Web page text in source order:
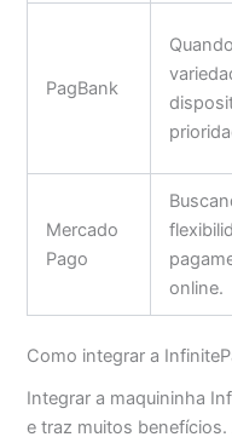
PagBank
Mercado
Pago
online.
Como integrar a
Integrar a maquininha
e traz muitos